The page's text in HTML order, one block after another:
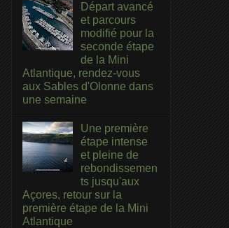
Départ avancé
et parcours
modifié pour la
seconde étape
de la Mini
Atlantique, rendez-vous
aux Sables d'Olonne dans
une semaine
Une première
étape intense
et pleine de
rebondissemen
ts jusqu'aux
Açores, retour sur la
première étape de la Mini
Atlantique